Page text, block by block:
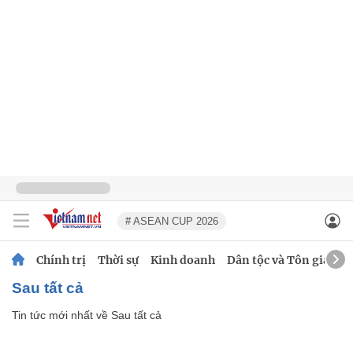
# ASEAN CUP 2026
Chính trị Thời sự Kinh doanh Dân tộc và Tôn giáo
Sau tất cả
Tin tức mới nhất về Sau tất cả